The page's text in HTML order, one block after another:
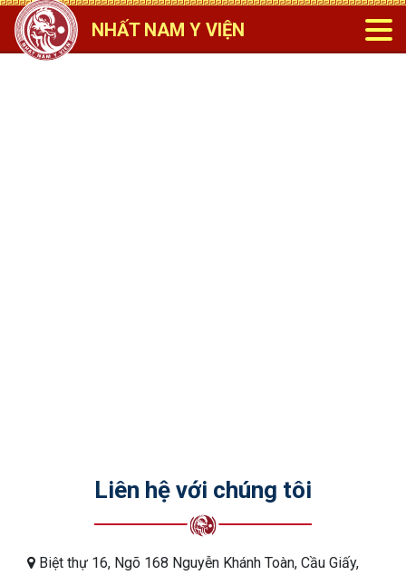
NHẤT NAM Y VIỆN
Liên hệ với chúng tôi
Biệt thự 16, Ngõ 168 Nguyễn Khánh Toàn, Cầu Giấy,